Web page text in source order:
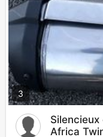
3
Africa